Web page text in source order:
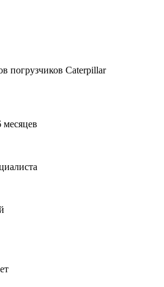
погрузчиков Сaterpillar
месяцев